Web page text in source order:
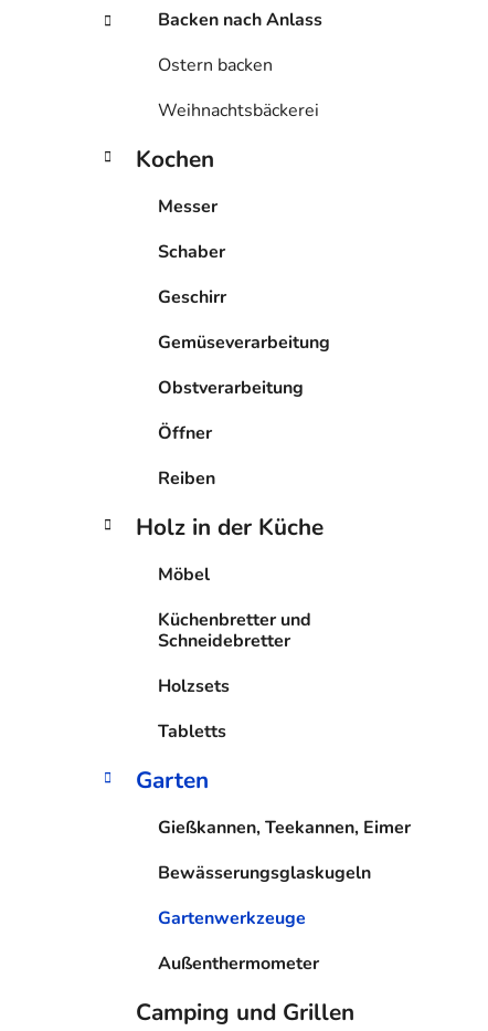
Backen nach Anlass
Ostern backen
Weihnachtsbäckerei
Kochen
Messer
Schaber
Geschirr
Gemüseverarbeitung
Obstverarbeitung
Öffner
Reiben
Holz in der Küche
Möbel
Küchenbretter und
Schneidebretter
Holzsets
Tabletts
Garten
Gießkannen, Teekannen, Eimer
Bewässerungsglaskugeln
Gartenwerkzeuge
Außenthermometer
Camping und Grillen